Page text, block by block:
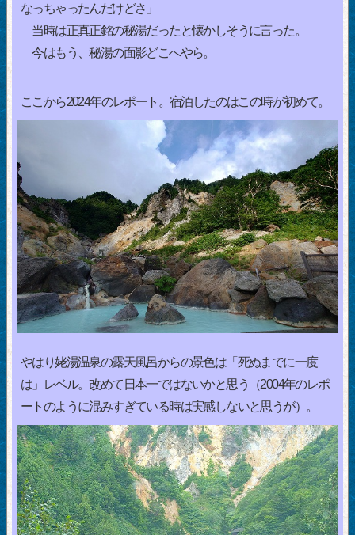
なっちゃったんだけどさ」
当時は正真正銘の秘湯だったと懐かしそうに言った。
今はもう、秘湯の面影どこへやら。
ここから2024年のレポート。宿泊したのはこの時が初めて。
やはり姥湯温泉の露天風呂からの景色は「死ぬまでに一度
は」レベル。改めて日本一ではないかと思う（2004年のレポ
ートのように混みすぎている時は実感しないと思うが）。